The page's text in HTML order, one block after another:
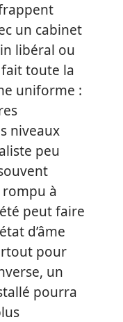
un cabinet
libéral ou
toute la
uniforme :
niveaux
peu
rompu à
peut faire
d’âme
pour
un
pourra